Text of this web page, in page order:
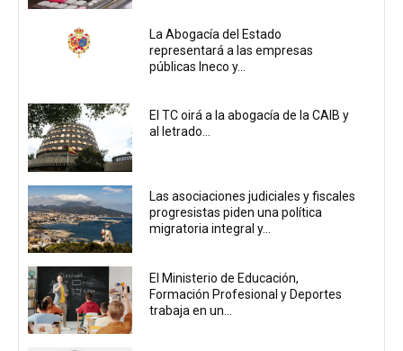
La Abogacía del Estado
representará a las empresas
públicas Ineco y...
El TC oirá a la abogacía de la CAIB y
al letrado...
Las asociaciones judiciales y fiscales
progresistas piden una política
migratoria integral y...
El Ministerio de Educación,
Formación Profesional y Deportes
trabaja en un...